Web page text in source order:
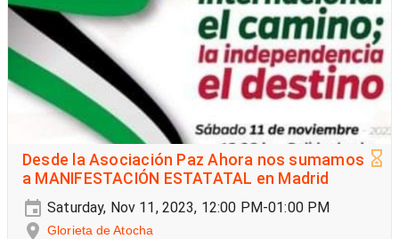
Desde la Asociación Paz Ahora nos sumamos
a MANIFESTACIÓN ESTATATAL en Madrid
Saturday, Nov 11, 2023, 12:00 PM-01:00 PM
Glorieta de Atocha